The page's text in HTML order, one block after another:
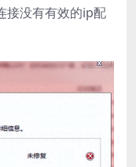
接没有有效的ip配